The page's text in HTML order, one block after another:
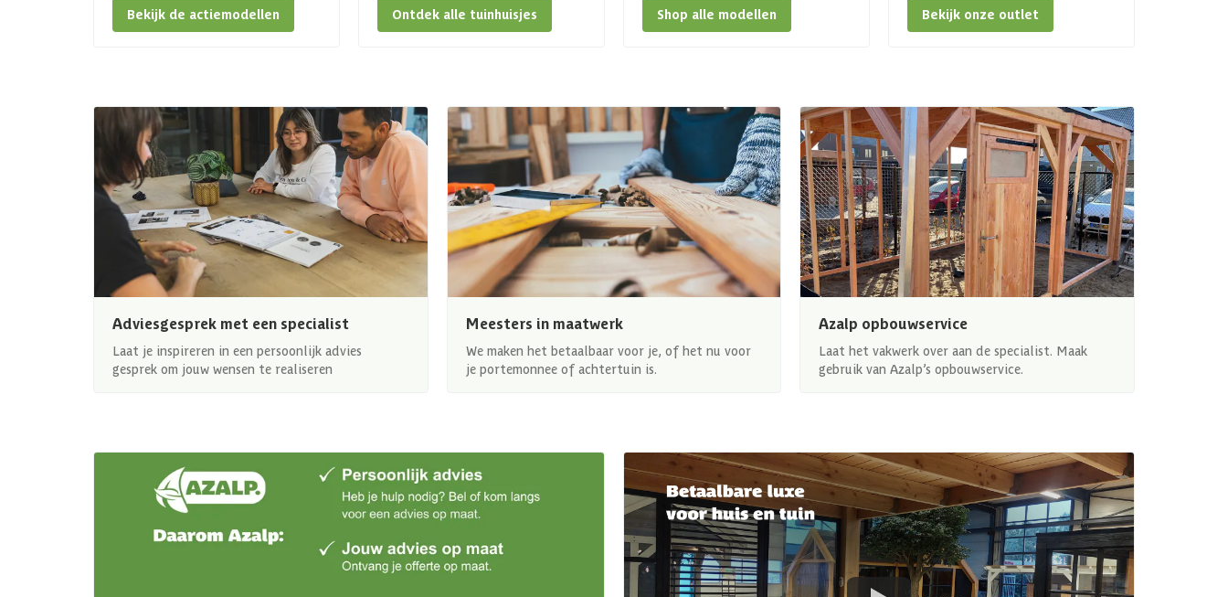
Bekijk de actiemodellen Ontdek alle tuinhuisjes Shop alle modellen Bekijk onze outlet
Adviesgesprek met een specialist
Laat je inspireren in een persoonlijk advies
gesprek om jouw wensen te realiseren
Meesters in maatwerk
We maken het betaalbaar voor je, of het nu voor
je portemonnee of achtertuin is.
Azalp opbouwservice
Laat het vakwerk over aan de specialist. Maak
gebruik van Azalp’s opbouwservice.